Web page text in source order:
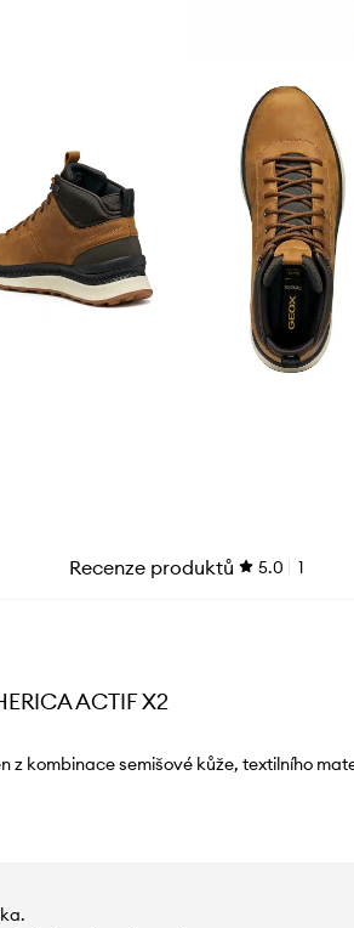
Recenze produktů 5.0 1
ACTIF X2
z kombinace semišové kůže, textilního